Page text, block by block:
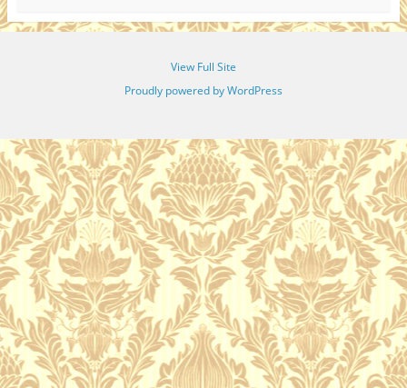
View Full Site
Proudly powered by WordPress